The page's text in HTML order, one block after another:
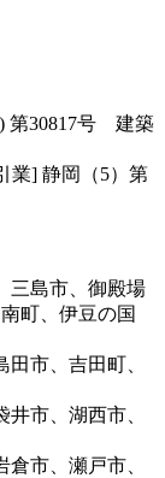
第30817号 建築
業] 静岡（5）第
三島市、御殿場
町、伊豆の国
市、吉田町、
市、湖西市、
市、瀬戸市、